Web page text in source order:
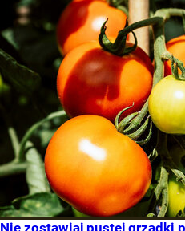
Nie zostawiaj pustej grządki